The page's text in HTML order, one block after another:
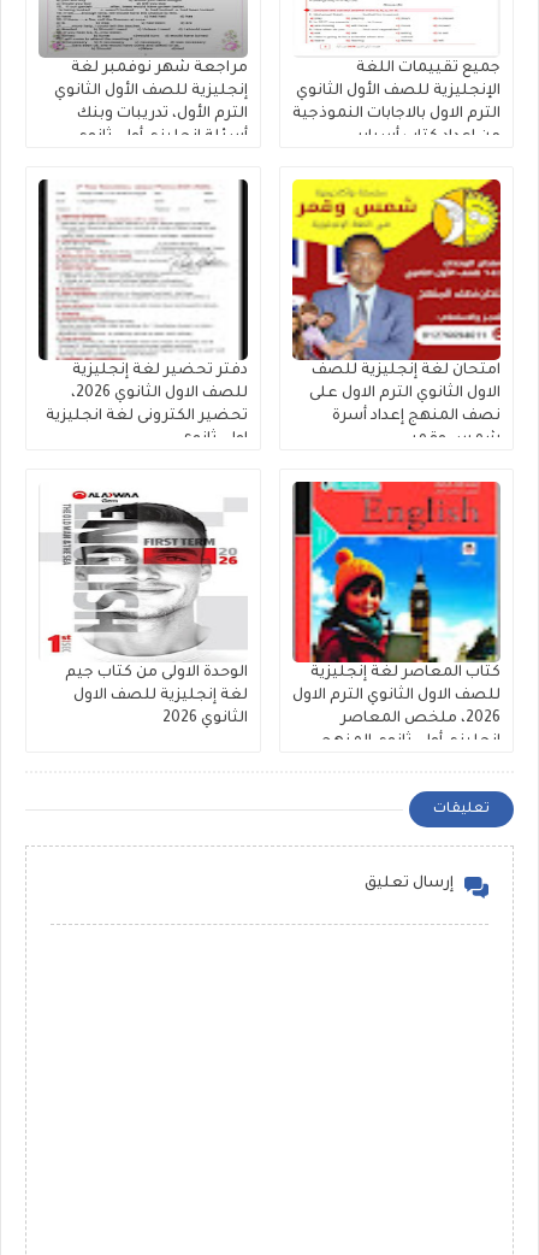
جميع تقييمات اللغة
الإنجليزية للصف الأول الثانوي
الترم الاول بالاجابات النموذجية
من إعداد كتاب أسباير
مراجعة شهر نوفمبر لغة
إنجليزية للصف الأول الثانوي
الترم الأول، تدريبات وبنك
أسئلة إنجليزي أولى ثانوي
امتحان لغة إنجليزية للصف
الاول الثانوي الترم الاول على
نصف المنهج إعداد أسرة
شمس وقمر
دفتر تحضير لغة إنجليزية
للصف الاول الثانوي 2026،
تحضير الكترونى لغة انجليزية
اولى ثانوى
كتاب المعاصر لغة إنجليزية
للصف الاول الثانوي الترم الاول
2026، ملخص المعاصر
انجليزي أولى ثانوي المنهج
الوحدة الاولى من كتاب جيم
لغة إنجليزية للصف الاول
الثانوي 2026
تعليقات
إرسال تعليق